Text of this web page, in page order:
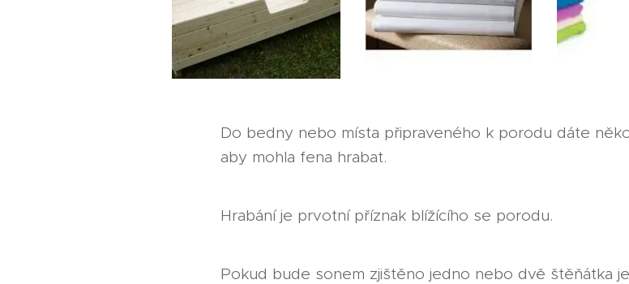
Do bedny nebo místa připraveného k porodu dáte
aby mohla fena hrabat.
Hrabání je prvotní příznak blížícího se porodu.
Pokud bude sonem zjištěno jedno nebo dvě štěňátka